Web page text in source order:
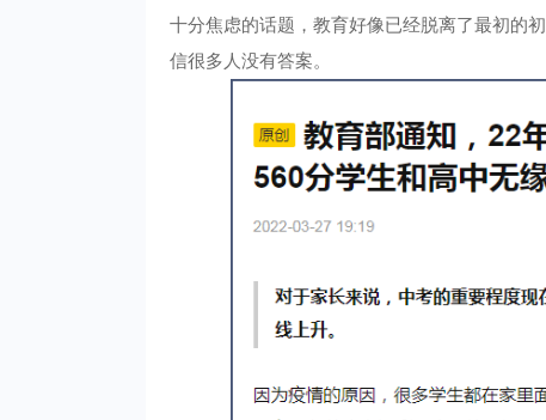
十分焦虑的话题，教育好像已经脱离了最初的
信很多人没有答案。